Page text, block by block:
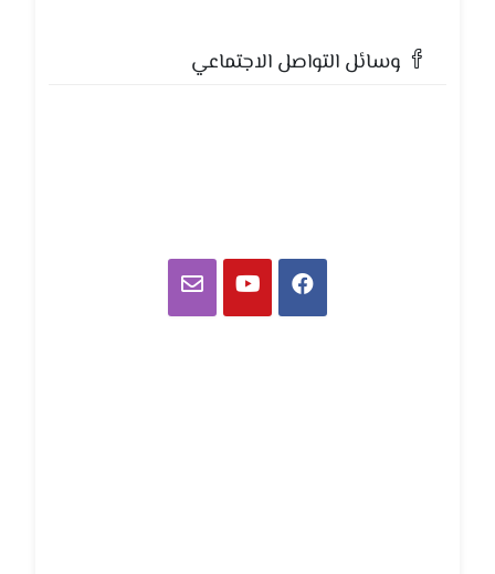
وسائل التواصل الاجتماعي